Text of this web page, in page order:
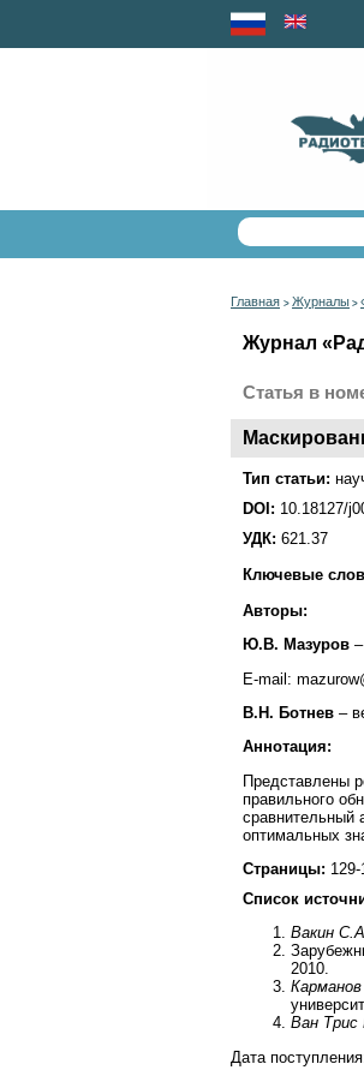
Главная > Журналы >
Журнал
Статья в
Тип статьи:
DOI: 10.18127/
УДК: 621.37
Ключевые
Авторы:
Ю.В. Мазуров
E-mail:
В.Н. Ботнев –
Аннотация:
Представлены
правильного
сравнительный
оптимальных
Страницы:
Список
Вакин
2010.
Ван Трис
Дата